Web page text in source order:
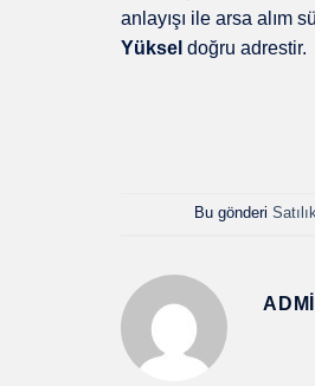
anlayışı ile arsa alım
Yüksel doğru adrestir.
Bu gönderi